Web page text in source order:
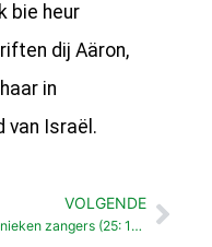
bie heur
dij Aäron,
in
van Israël.
VOLGENDE
1 Kronieken zangers (25: 1-31)